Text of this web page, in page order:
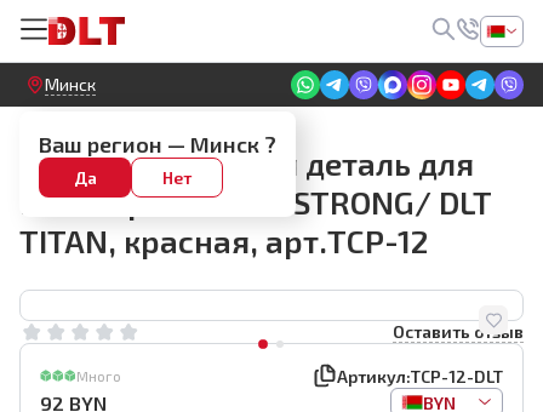
Круглосуточный! Прием заявок на сайте
Минск
Ваш регион — Минск ?
Да Нет
Запчасти для плиткорезов ручных
Запасная боковая деталь для
плиткореза BIHUI STRONG/ DLT
TITAN, красная, арт.TCP-12
Оставить отзыв
Много Артикул:TCP-12-DLT
92 BYN BYN